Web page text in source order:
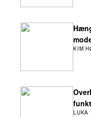
LUKA
KIM